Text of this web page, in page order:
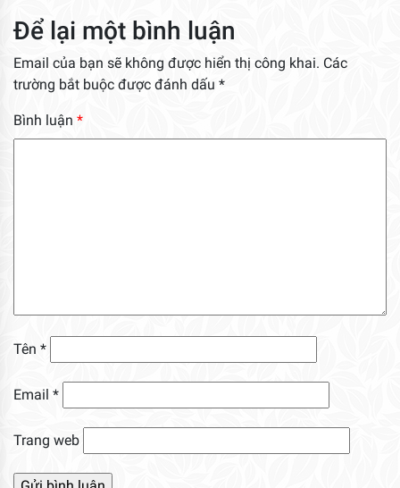
Để lại một bình luận
Email của bạn sẽ không được hiển thị công khai. Các
trường bắt buộc được đánh dấu *
Bình luận *
Tên *
Email *
Trang web